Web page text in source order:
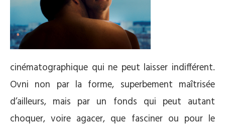
cinématographique qui ne peut laisser indifférent.
Ovni non par la forme, superbement maîtrisée
d’ailleurs, mais par un fonds qui peut autant
choquer, voire agacer, que fasciner ou pour le